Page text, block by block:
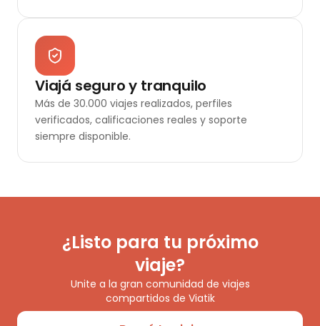
Viajá seguro y tranquilo
Más de 30.000 viajes realizados, perfiles
verificados, calificaciones reales y soporte
siempre disponible.
¿Listo para tu próximo
viaje?
Unite a la gran comunidad de viajes
compartidos de Viatik